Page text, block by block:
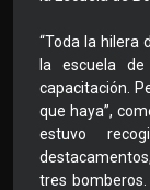
“Toda la hilera
la escuela
capacitación.
que haya”,
estuvo
tres